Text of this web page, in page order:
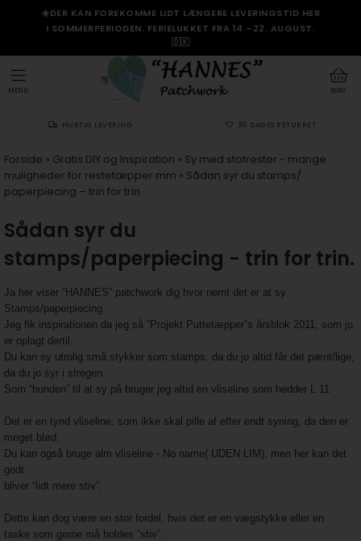
☀️DER KAN FOREKOMME LIDT LÆNGERE LEVERINGSTID HER
I SOMMERPERIODEN. FERIELUKKET FRA 14.–22. AUGUST.
🇩🇰
KURV
MENU
HURTIG LEVERING 30 DAGES RETURRET
Forside » Gratis DIY og Inspiration » Sy med stofrester - mange
muligheder for restetæpper mm » Sådan syr du stamps/
paperpiecing – trin for trin.
Sådan syr du
stamps/paperpiecing - trin for trin.
Ja her viser “HANNES” patchwork dig hvor nemt det er at sy
Stamps/paperpiecing.
Jeg fik inspirationen da jeg så “Projekt Puttetæpper”s årsblok 2011, som jo
er oplagt dertil.
Du kan sy utrolig små stykker som stamps, da du jo altid får det pænt/lige,
da du jo syr i stregen.
Som “bunden” til at sy på bruger jeg altid en vliseline som hedder L 11
Det er en tynd vliseline, som ikke skal pille af efter endt syning, da den er
meget blød.
Du kan også bruge alm vliseline - No name( UDEN LIM), men her kan det
godt
bliver “lidt mere stiv”.
Dette kan dog være en stor fordel, hvis det er en vægstykke eller en
taske som gerne må holdes “stiv”.